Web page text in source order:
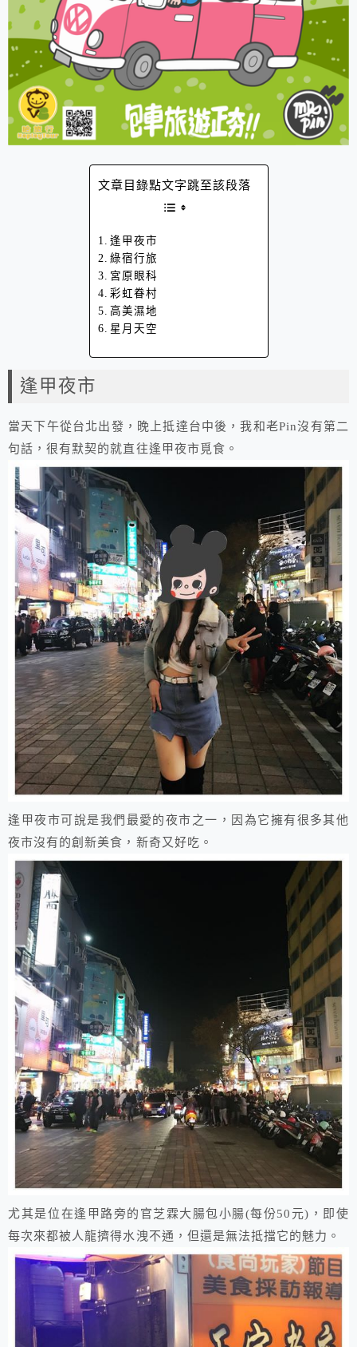
文章目錄點文字跳至該段落
逢甲夜市
綠宿行旅
宮原眼科
彩虹眷村
高美濕地
星月天空
逢甲夜市
當天下午從台北出發，晚上抵達台中後，我和老Pin沒有第二
句話，很有默契的就直往逢甲夜市覓食。
​逢甲夜市可說是我們最愛的夜市之一，因為它擁有很多其他
夜市沒有的創新美食，新奇又好吃。
​尤其是位在逢甲路旁的官芝霖大腸包小腸(每份50元)，即使
每次來都被人龍擠得水洩不通，但還是無法抵擋它的魅力。​